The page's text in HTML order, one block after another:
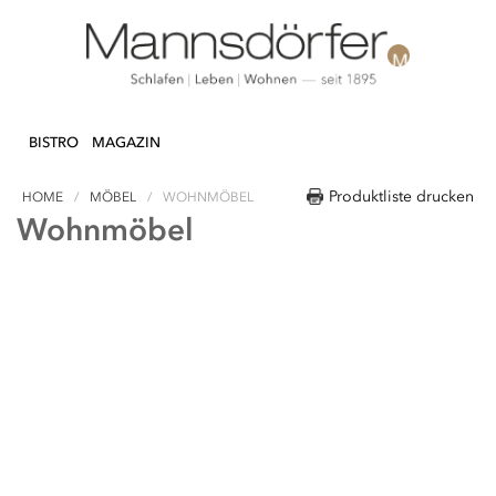
zum
BISTRO MAGAZIN
Produktliste drucken
HOME MÖBEL WOHNMÖBEL
Wohnmöbel